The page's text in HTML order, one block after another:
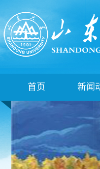
首页 新闻